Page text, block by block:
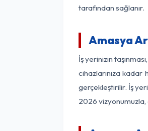
tarafından sağlanır.
Amasya
İş yerinizin
cihazlarınıza kadar
gerçekleştirilir. İş
2026 vizyonumuzla,